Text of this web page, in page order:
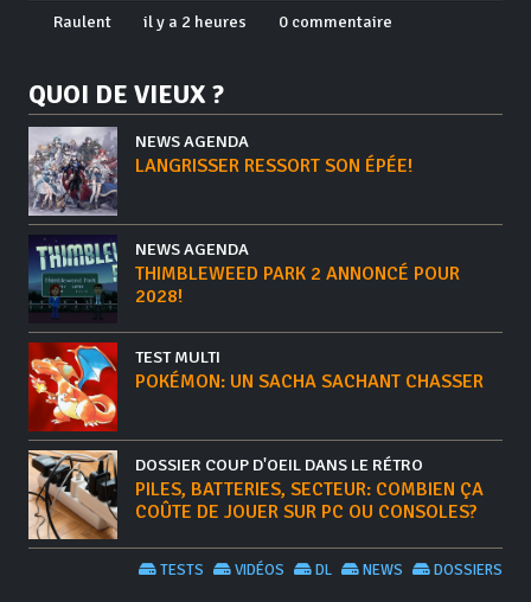
Raulent il y a 2 heures 0 commentaire
QUOI DE VIEUX ?
NEWS AGENDA
LANGRISSER RESSORT SON ÉPÉE!
NEWS AGENDA
THIMBLEWEED PARK 2 ANNONCÉ POUR
2028!
TEST MULTI
POKÉMON: UN SACHA SACHANT CHASSER
DOSSIER COUP D'OEIL DANS LE RÉTRO
PILES, BATTERIES, SECTEUR: COMBIEN ÇA
COÛTE DE JOUER SUR PC OU CONSOLES?
DOSSIERS
NEWS
DL
VIDÉOS
TESTS